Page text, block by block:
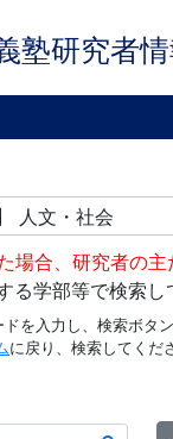
塾研究者
人文・社会
場合、研究者の
る学部等で検索し
を入力し、検索ボタ
に戻り、検索してくだ